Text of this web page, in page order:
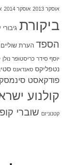
אוסקר 2013 אוסקר 2014
ביקורת
הספד הערת שוליים
יוסף סידר כריסטופר נולן
נטפליקס סאנדאנס
פודקאסט
קולנוע
קטנוניזם שוברי